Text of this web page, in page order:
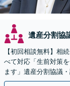
遺産分割協
【初回相談無料】相
べて対応「生前対策
ます」遺産分割協議
求／相続放棄【完全